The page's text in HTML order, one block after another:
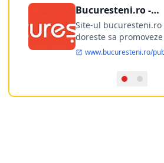
Bucuresteni.ro -
publicitate online
Site-ul
doreste sa
Bucuresti si nu numai,
Bucuresti-ului, si in
ofere posibilitatea
www.bucuresteni.ro/